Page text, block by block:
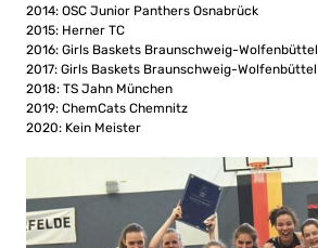
2014: OSC Junior Panthers Osnabrück
2015: Herner TC
2016: Girls Baskets Braunschweig-Wolfenbüttel
2017: Girls Baskets Braunschweig-Wolfenbüttel
2018: TS Jahn München
2019: ChemCats Chemnitz
2020: Kein Meister